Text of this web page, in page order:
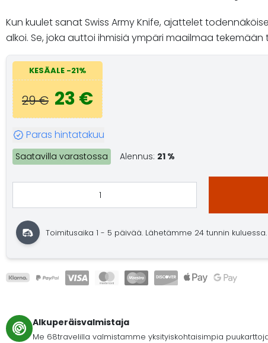
Kun kuulet sanat Swiss Army Knife, ajattelet
alkoi. Se, joka auttoi ihmisiä ympäri maailmaa
KESÄALE -21%
29 € 23 €
Paras hintatakuu
Saatavilla varastossa Alennus: 21 %
Toimitusaika 1 - 5 päivää. Lähetämme 24 tunnin kuluessa.
Alkuperäisvalmistaja
Me 68travelilla valmistamme yksityiskohtaisimpia